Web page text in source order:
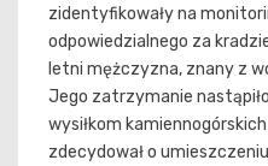
zidentyfikowały na
odpowiedzialnego za
letni mężczyzna, znany z
Jego zatrzymanie
wysiłkom
zdecydował o